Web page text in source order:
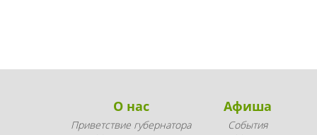
О нас
Приветствие губернатора
Афиша
События